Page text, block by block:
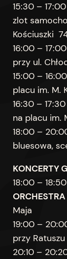
15:30 – 17:00
zlot
Kościuszki
16:00 – 17:00
przy ul.
15:00 – 16:00
placu im. M.
16:30 – 17:30
na placu im.
18:00 –
bluesowa,
KONCERTY
18:00 – 18:50
ORCHESTRA
Maja
19:00 –
przy Ratuszu
20:10 –